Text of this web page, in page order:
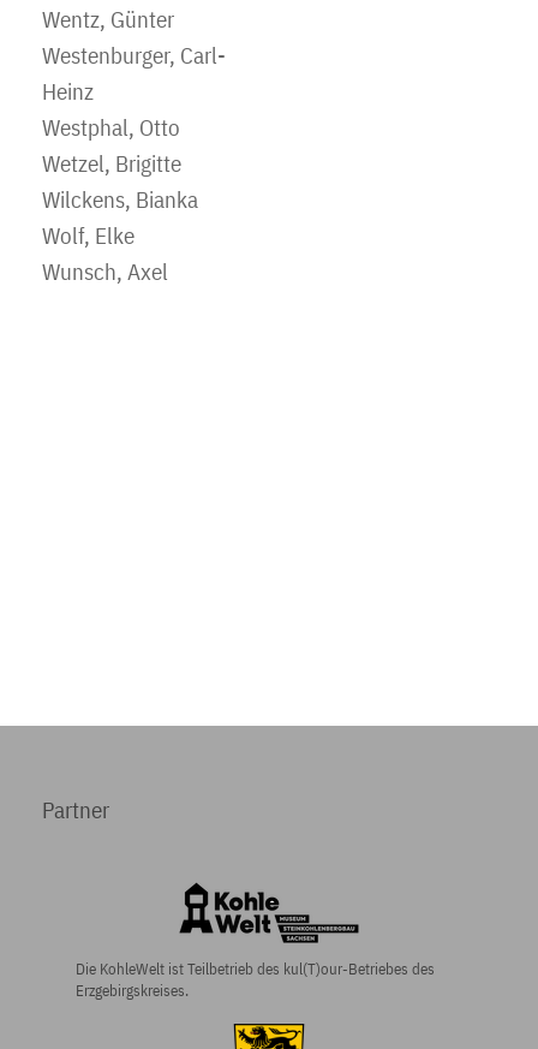
Wentz, Günter
Westenburger, Carl-
Heinz
Westphal, Otto
Wetzel, Brigitte
Wilckens, Bianka
Wolf, Elke
Wunsch, Axel
Partner
Die KohleWelt ist Teilbetrieb des kul(T)our-Betriebes des
Erzgebirgskreises.